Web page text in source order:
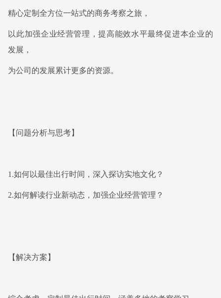
精心定制全方位一站式的商务考察之旅，
以此加强企业经营管理，提高能效水平最终促进本企业的
发展，
为公司的发展累计更多的资源。
【问题分析与思考】
1.如何以最佳出行时间，深入探访实地文化？
2.如何解读行业新动态，加强企业经营管理？
【解决方案】